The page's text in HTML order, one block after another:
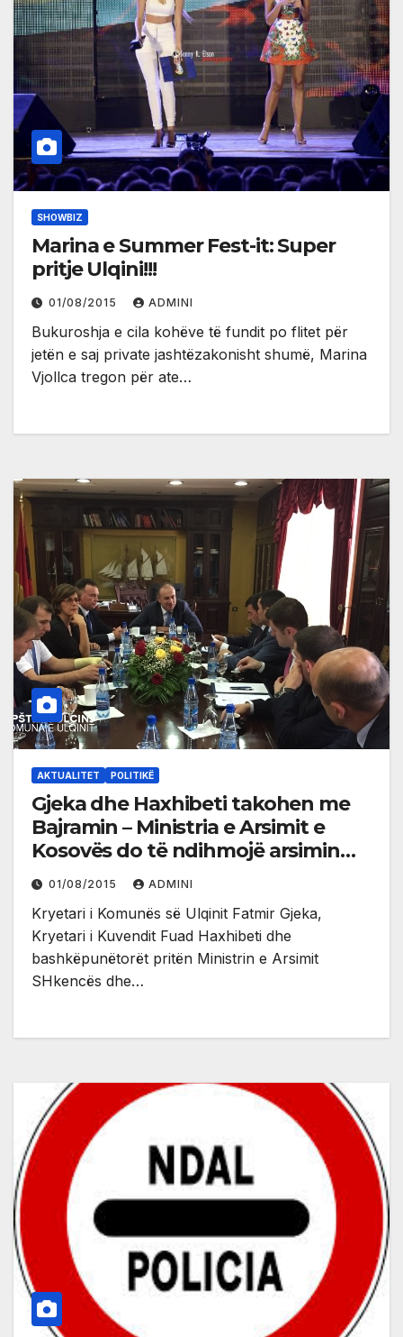
SHOWBIZ
Marina e Summer Fest-it: Super
pritje Ulqini!!!
01/08/2015 ADMINI
Bukuroshja e cila kohëve të fundit po flitet për
jetën e saj private jashtëzakonisht shumë, Marina
Vjollca tregon për ate…
AKTUALITET POLITIKË
Gjeka dhe Haxhibeti takohen me
Bajramin – Ministria e Arsimit e
Kosovës do të ndihmojë arsimin
shqip në Mal të Zi
01/08/2015 ADMINI
Kryetari i Komunës së Ulqinit Fatmir Gjeka,
Kryetari i Kuvendit Fuad Haxhibeti dhe
bashkëpunëtorët pritën Ministrin e Arsimit
SHkencës dhe…